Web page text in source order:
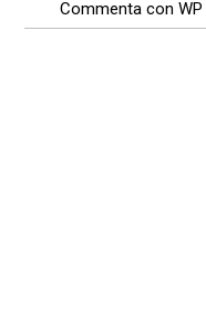
Commenta con WP